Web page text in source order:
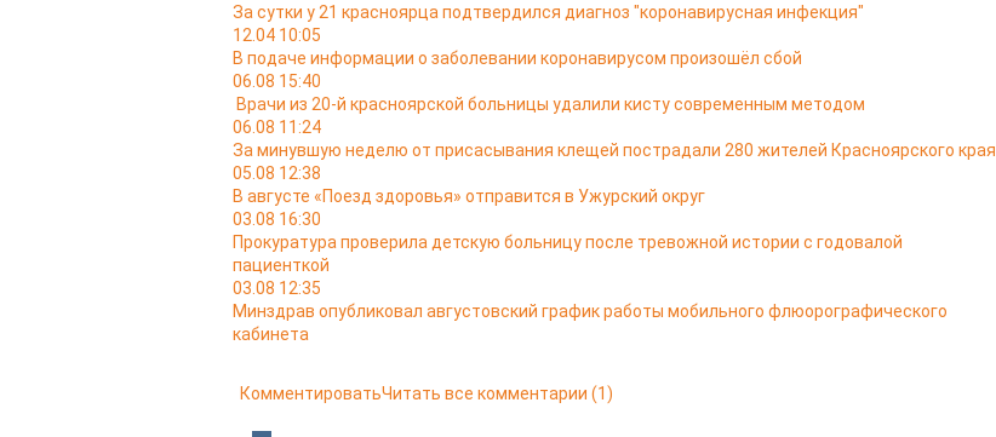
За сутки у 21 красноярца подтвердился диагноз "коронавирусная инфекция"
12.04 10:05
В подаче информации о заболевании коронавирусом произошёл сбой
06.08 15:40
Врачи из 20-й красноярской больницы удалили кисту современным методом
06.08 11:24
За минувшую неделю от присасывания клещей пострадали 280 жителей Красноярского края
05.08 12:38
В августе «Поезд здоровья» отправится в Ужурский округ
03.08 16:30
Прокуратура проверила детскую больницу после тревожной истории с годовалой
пациенткой
03.08 12:35
Минздрав опубликовал августовский график работы мобильного флюорографического
кабинета
КомментироватьЧитать все комментарии (1)